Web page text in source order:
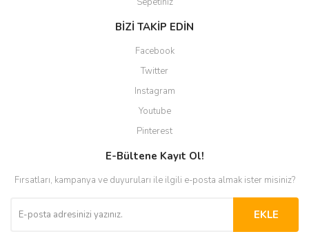
BİZİ TAKİP EDİN
Facebook
Twitter
Instagram
Youtube
Pinterest
E-Bültene Kayıt Ol!
Fırsatları, kampanya ve duyuruları ile ilgili e-posta almak ister misiniz?
EKLE